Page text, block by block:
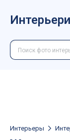
Интерьеры